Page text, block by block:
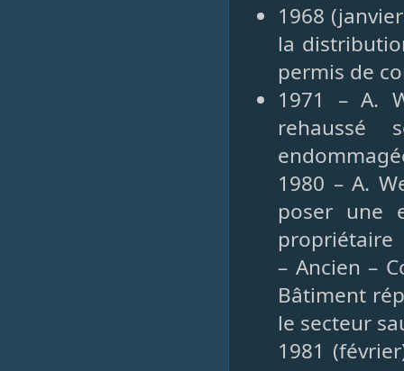
1968
la
permis de
1971 – A.
rehaussé
1980 – A.
poser une
propriétaire
– Ancien –
Bâtiment
le secteur
1981